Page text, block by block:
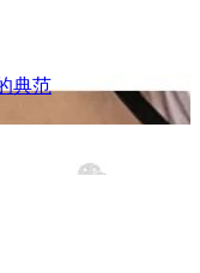
典范